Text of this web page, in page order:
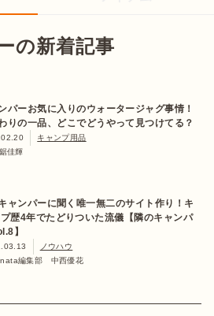
の新着記事
パーお気に入りのウォータージャグ事情！
りの一品、どこでどうやって見つけてる？
キャンプ用品
佳輝
ャンパーに聞く唯一無二のサイト作り！キ
プ歴4年でたどりついた流儀【隣のキャンパ
】
ノウハウ
編集部 中西優花
Instagram
ストア